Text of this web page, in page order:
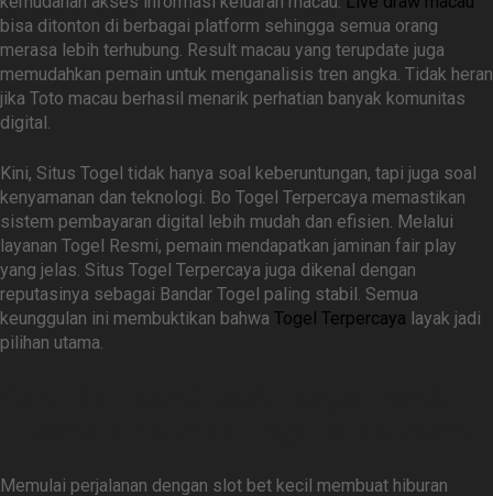
bisa ditonton di berbagai platform sehingga semua orang
merasa lebih terhubung. Result macau yang terupdate juga
memudahkan pemain untuk menganalisis tren angka. Tidak heran
jika Toto macau berhasil menarik perhatian banyak komunitas
digital.
Kini, Situs Togel tidak hanya soal keberuntungan, tapi juga soal
kenyamanan dan teknologi. Bo Togel Terpercaya memastikan
sistem pembayaran digital lebih mudah dan efisien. Melalui
layanan Togel Resmi, pemain mendapatkan jaminan fair play
yang jelas. Situs Togel Terpercaya juga dikenal dengan
reputasinya sebagai Bandar Togel paling stabil. Semua
keunggulan ini membuktikan bahwa Togel Terpercaya layak jadi
pilihan utama.
Memulai perjalanan dengan slot bet kecil membuat hiburan